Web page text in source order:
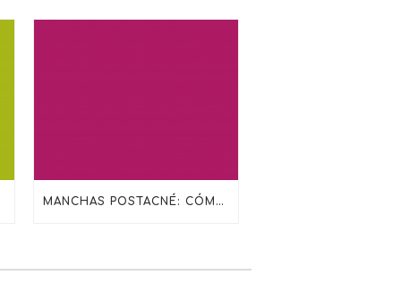
MANCHAS POSTACNÉ: CÓMO TRATARLAS SIN IRRITAR LA PIEL CON SKINCEUTICALS